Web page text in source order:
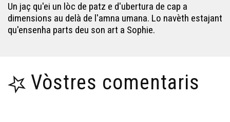
Un jaç qu'ei un lòc de patz e d'ubertura de cap a
dimensions au delà de l'amna umana. Lo navèth estajant
qu'ensenha parts deu son art a Sophie.
Vòstres comentaris